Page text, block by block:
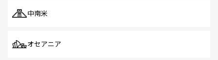
中南米
オセアニア